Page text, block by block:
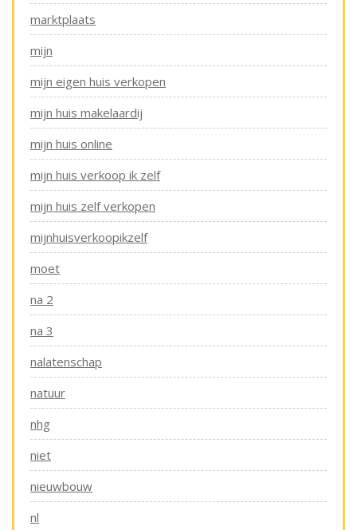
marktplaats
mijn
mijn eigen huis verkopen
mijn huis makelaardij
mijn huis online
mijn huis verkoop ik zelf
mijn huis zelf verkopen
mijnhuisverkoopikzelf
moet
na 2
na 3
nalatenschap
natuur
nhg
niet
nieuwbouw
nl